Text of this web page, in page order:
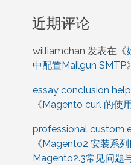
近期评论
williamchan 发表在《
中配置Mailgun SMTP》
essay conclusion help
《Magento curl 的使
professional custom
《Magento2 安装系列
Magento2.3常见问题